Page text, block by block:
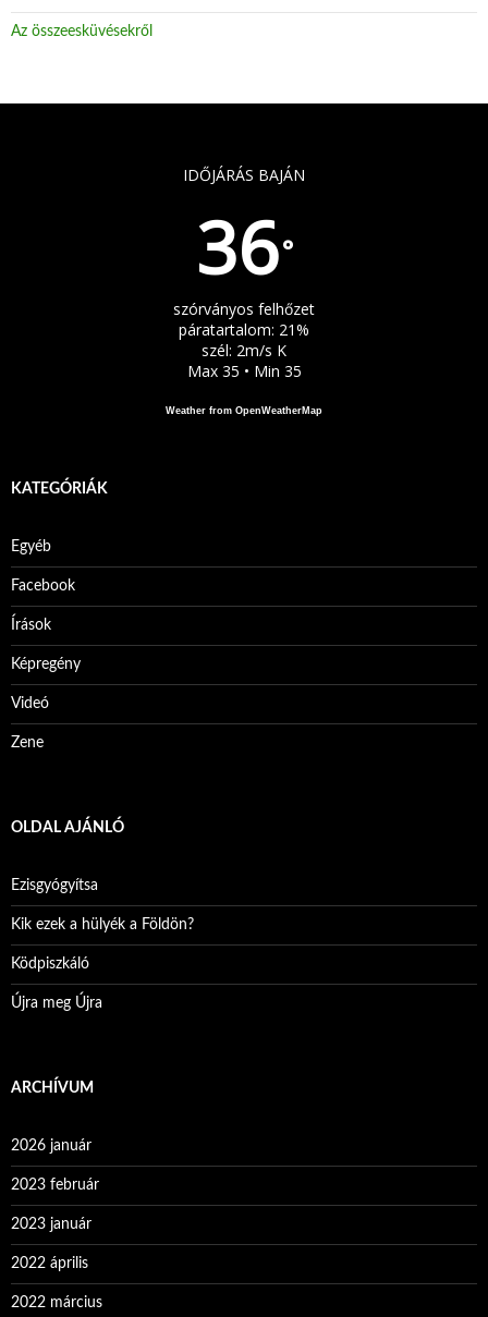
Az összeesküvésekről
IDŐJÁRÁS BAJÁN
36°
szórványos felhőzet
páratartalom: 21%
szél: 2m/s K
Max 35 • Min 35
Weather from OpenWeatherMap
KATEGÓRIÁK
Egyéb
Facebook
Írások
Képregény
Videó
Zene
OLDAL AJÁNLÓ
Ezisgyógyítsa
Kik ezek a hülyék a Földön?
Ködpiszkáló
Újra meg Újra
ARCHÍVUM
2026 január
2023 február
2023 január
2022 április
2022 március